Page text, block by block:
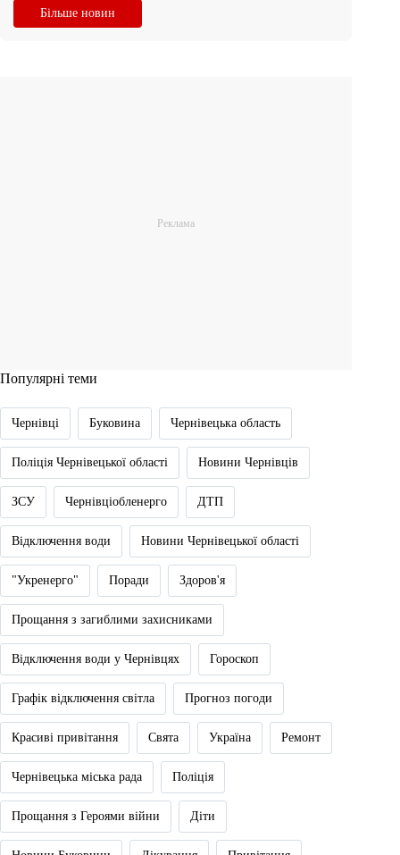
Більше новин
Популярні теми
Чернівці Буковина Чернівецька область
Поліція Чернівецької області Новини Чернівців
ЗСУ Чернівціобленерго ДТП
Відключення води Новини Чернівецької області
"Укренерго" Поради Здоров'я
Прощання з загиблими захисниками
Відключення води у Чернівцях Гороскоп
Графік відключення світла Прогноз погоди
Красиві привітання Свята Україна Ремонт
Чернівецька міська рада Поліція
Прощання з Героями війни Діти